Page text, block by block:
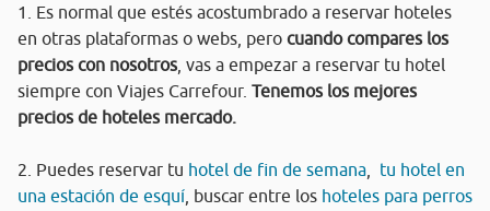
1. Es normal que estés acostumbrado a reservar hoteles
en otras plataformas o webs, pero cuando compares los
precios con nosotros, vas a empezar a reservar tu hotel
siempre con Viajes Carrefour. Tenemos los mejores
precios de hoteles mercado.
2. Puedes reservar tu hotel de fin de semana
tu hotel en
una estación de esquí , buscar entre los hoteles para perros